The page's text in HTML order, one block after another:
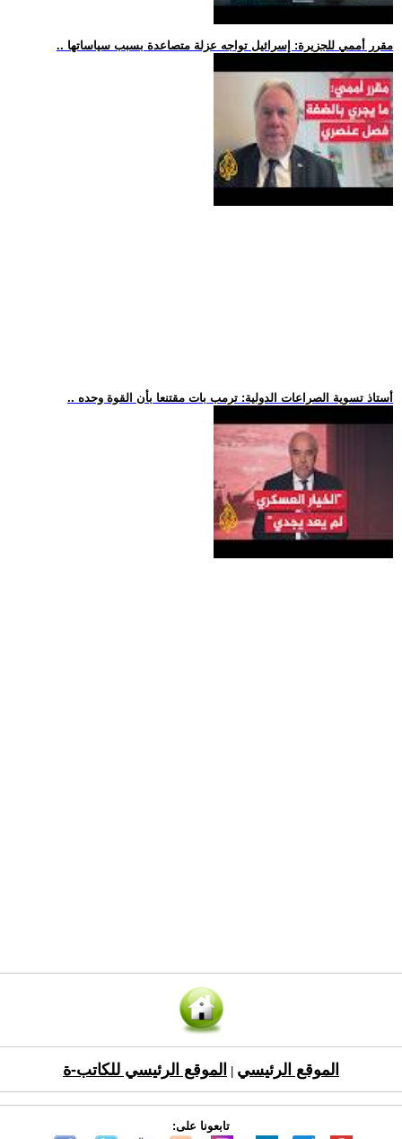
.. مقرر أممي للجزيرة: إسرائيل تواجه عزلة متصاعدة بسبب سياساتها
.. أستاذ تسوية الصراعات الدولية: ترمب بات مقتنعا بأن القوة وحده
الموقع الرئيسي الموقع الرئيسي للكاتب-ة
تابعونا على: